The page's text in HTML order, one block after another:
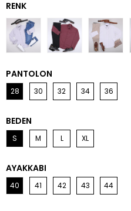
PANTOLON
28 30 32 34 36
BEDEN
S M L XL
AYAKKABI
40 41 42 43 44